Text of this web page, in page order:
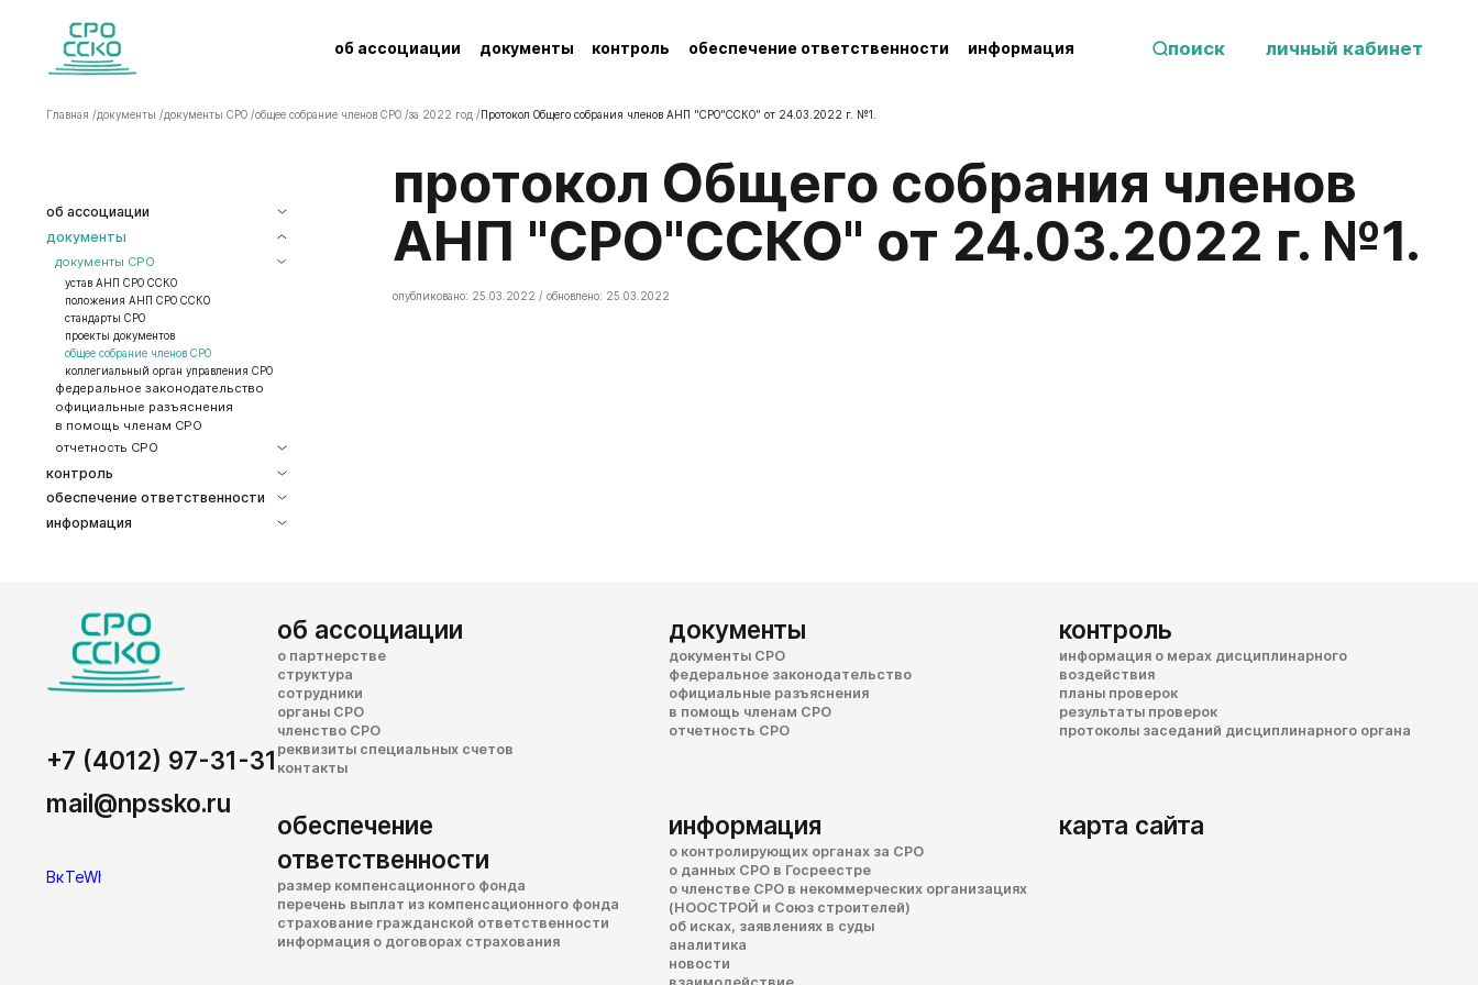
об ассоциации документы контроль обеспечение ответственности информация поиск личный кабинет
Главная /документы /документы СРО /общее собрание членов СРО /за 2022 год / Протокол Общего собрания членов АНП "СРО"ССКО" от 24.03.2022 г. №1.
об ассоциации
документы
документы СРО
устав АНП СРО ССКО
положения АНП СРО ССКО
стандарты СРО
проекты документов
общее собрание членов СРО
коллегиальный орган управления СРО
федеральное законодательство
официальные разъяснения
в помощь членам СРО
отчетность СРО
контроль
обеспечение ответственности
информация
Протокол Общего собрания членов
АНП "СРО"ССКО" от 24.03.2022 г. №1.
опубликовано: 25.03.2022 / обновлено: 25.03.2022
+7 (4012) 97-31-31
mail@npssko.ru
об ассоциации
о партнерстве
структура
сотрудники
органы СРО
членство СРО
реквизиты специальных счетов
контакты
документы
документы СРО
федеральное законодательство
официальные разъяснения
в помощь членам СРО
отчетность СРО
контроль
информация о мерах дисциплинарного
воздействия
планы проверок
результаты проверок
протоколы заседаний дисциплинарного органа
обеспечение
ответственности
размер компенсационного фонда
перечень выплат из компенсационного фонда
страхование гражданской ответственности
информация о договорах страхования
информация
о контролирующих органах за СРО
о данных СРО в Госреестре
о членстве СРО в некоммерческих организациях
(НООСТРОЙ и Союз строителей)
об исках, заявлениях в суды
аналитика
новости
карта сайта